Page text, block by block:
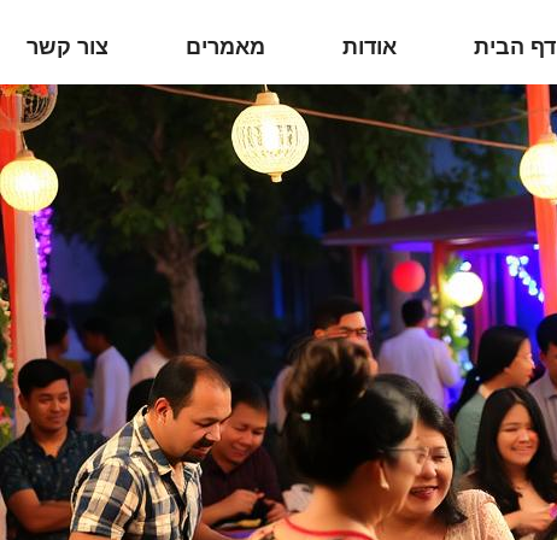
דף הבית אודות מאמרים צור קשר